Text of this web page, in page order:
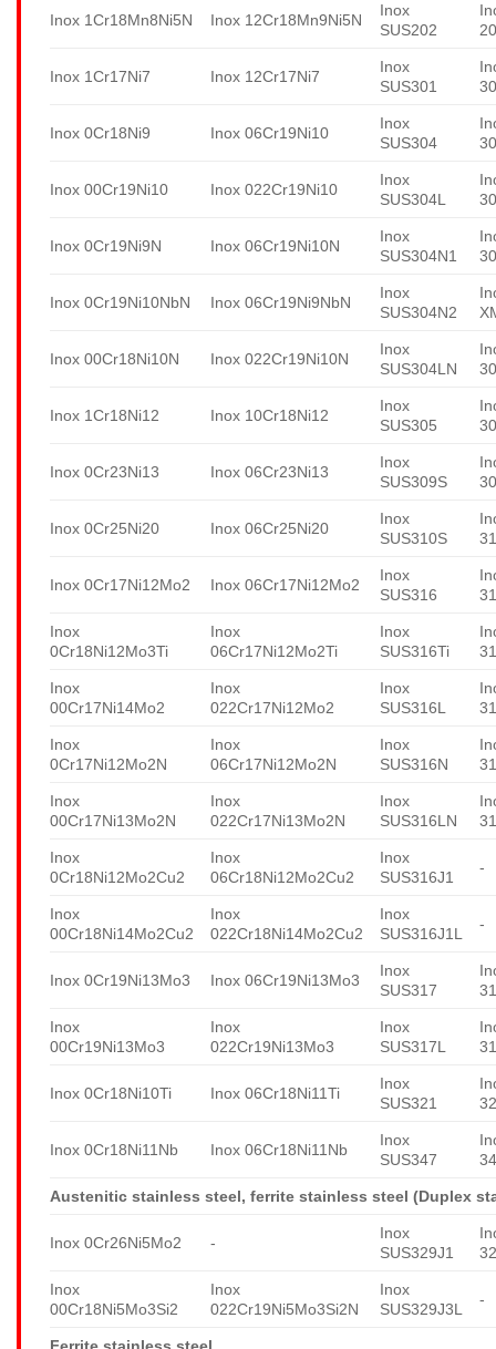
Inox 1Cr18Mn8Ni5N Inox 12Cr18Mn9Ni5N
Inox
SUS202
Inox 1Cr17Ni7 Inox 12Cr17Ni7
Inox
SUS301
Inox 0Cr18Ni9 Inox 06Cr19Ni10
Inox
SUS304
Inox 00Cr19Ni10 Inox 022Cr19Ni10
Inox
SUS304L
Inox 0Cr19Ni9N Inox 06Cr19Ni10N
Inox
SUS304N1
Inox 0Cr19Ni10NbN Inox 06Cr19Ni9NbN
Inox
SUS304N2
Inox 00Cr18Ni10N Inox 022Cr19Ni10N
Inox
SUS304LN
Inox 1Cr18Ni12 Inox 10Cr18Ni12
Inox
SUS305
Inox 0Cr23Ni13 Inox 06Cr23Ni13
Inox
SUS309S
Inox 0Cr25Ni20 Inox 06Cr25Ni20
Inox
SUS310S
Inox 0Cr17Ni12Mo2 Inox 06Cr17Ni12Mo2
Inox
SUS316
Inox
0Cr18Ni12Mo3Ti
Inox
06Cr17Ni12Mo2Ti
Inox
SUS316Ti
Inox
00Cr17Ni14Mo2
Inox
022Cr17Ni12Mo2
Inox
SUS316L
Inox
0Cr17Ni12Mo2N
Inox
06Cr17Ni12Mo2N
Inox
SUS316N
Inox
00Cr17Ni13Mo2N
Inox
022Cr17Ni13Mo2N
Inox
SUS316LN
Inox
0Cr18Ni12Mo2Cu2
Inox
06Cr18Ni12Mo2Cu2
Inox
SUS316J1
-
Inox
00Cr18Ni14Mo2Cu2
Inox
022Cr18Ni14Mo2Cu2
Inox
SUS316J1L
-
Inox 0Cr19Ni13Mo3 Inox 06Cr19Ni13Mo3
Inox
SUS317
Inox
00Cr19Ni13Mo3
Inox
022Cr19Ni13Mo3
Inox
SUS317L
Inox 0Cr18Ni10Ti Inox 06Cr18Ni11Ti
Inox
SUS321
Inox 0Cr18Ni11Nb Inox 06Cr18Ni11Nb
Inox
SUS347
Austenitic stainless steel, ferrite stainless steel (Duplex
Inox 0Cr26Ni5Mo2 -
Inox
SUS329J1
Inox
00Cr18Ni5Mo3Si2
Inox
022Cr19Ni5Mo3Si2N
Inox
SUS329J3L
-